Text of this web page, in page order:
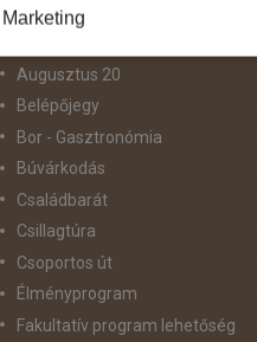
Adventi út
Augusztus 20
Belépőjegy
Bor - Gasztronómia
Búvárkodás
Családbarát
Csillagtúra
Csoportos út
Élményprogram
Fakultatív program lehetőség
Marketing